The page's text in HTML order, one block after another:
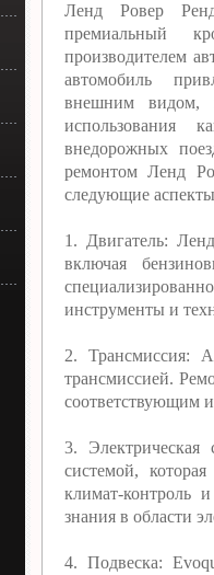
Ленд Ровер
премиальный
производителем
автомобиль
внешним видом,
использования
внедорожных
ремонтом Ленд
следующие
1. Двигатель:
включая
инструменты и
2. Трансмиссия:
трансмиссией.
соответствующим
3.
системой,
климат-контроль
знания в области
4. Подвеска: